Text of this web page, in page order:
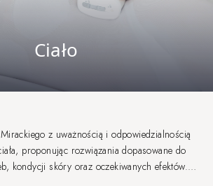
Ciało
z uważnością i odpowiedzialnością
proponując rozwiązania dopasowane do
kondycji skóry oraz oczekiwanych efektów.
Specjalistów oraz nowoczesnym